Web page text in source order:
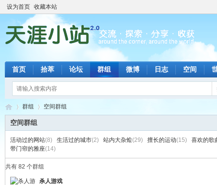
设为首页 收藏本站
首页 拾萃 论坛 群组 微博 日志 空间
天 ›
群组
›
空间群组
空间群组
活动过的网站(8) 生活过的城市(2) 站内大杂烩(29) 擅长的运动(15)
喜欢的歌
带门帘的雅座(14)
共有 82 个群组
杀人游戏